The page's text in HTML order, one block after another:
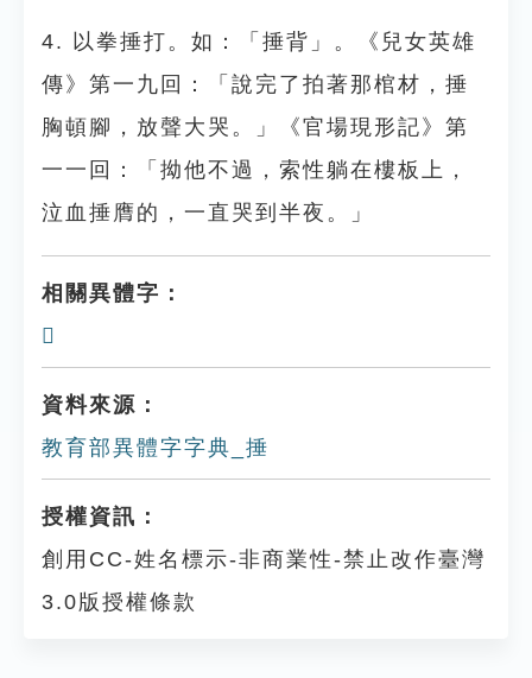
4. 以拳捶打。如：「捶背」。《兒女英雄
傳》第一九回：「說完了拍著那棺材，捶
胸頓腳，放聲大哭。」《官場現形記》第
一一回：「拗他不過，索性躺在樓板上，
泣血捶膺的，一直哭到半夜。」
相關異體字：
𢴹
資料來源：
教育部異體字字典_捶
授權資訊：
創用CC-姓名標示-非商業性-禁止改作臺灣
3.0版授權條款